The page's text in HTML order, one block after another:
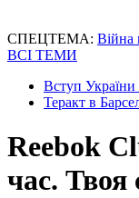
СПЕЦТЕМА: Війна
ВСІ ТЕМИ
Вступ
Теракт в
Reebok
час.